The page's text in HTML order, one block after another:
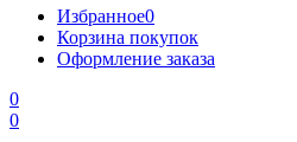
Избранное0
Корзина покупок
Оформление заказа
0
0